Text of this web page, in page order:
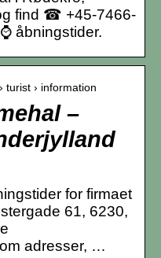
find ☎ +45-7466-
åbningstider.
turist › information
–
for firmaet
61, 6230,
adresser, …